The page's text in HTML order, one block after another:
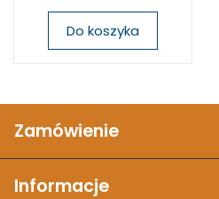
Do koszyka
Zamówienie
Informacje